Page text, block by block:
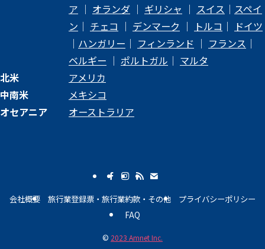
ア ｜ オランダ ｜ ギリシャ ｜ スイス ｜ スペイ
ン ｜ チェコ ｜ デンマーク ｜ トルコ ｜
ドイツ
｜ ハンガリー ｜ フィンランド ｜ フランス ｜
ベルギー ｜ ポルトガル ｜ マルタ
北米
アメリカ
中南米
メキシコ
オセアニア
オーストラリア
会社概要 旅行業登録票・旅行業約款・その他
プライバシーポリシー
FAQ
© 2023 Amnet Inc.